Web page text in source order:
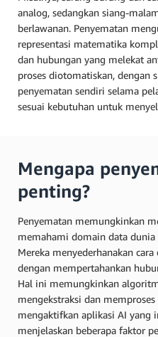
analog, sedangkan siang-
berlawanan. Penyematan
representasi matematika
dan hubungan yang melekat
proses diotomatiskan, dengan
penyematan sendiri selama
sesuai kebutuhan untuk
Mengapa
penting?
Penyematan memungkinkan
memahami domain data
Mereka menyederhanakan
dengan mempertahankan
Hal ini memungkinkan
mengekstraksi dan
mengaktifkan aplikasi AI yang
menjelaskan beberapa faktor